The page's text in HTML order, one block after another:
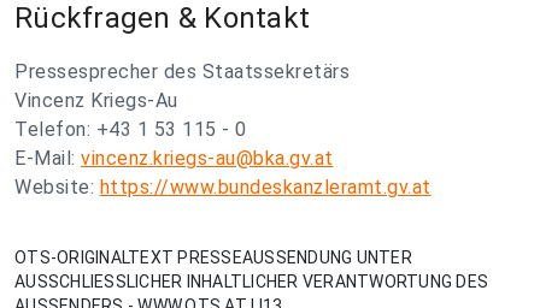
Rückfragen & Kontakt
Pressesprecher des Staatssekretärs
Vincenz Kriegs-Au
Telefon: +43 1 53 115 - 0
E-Mail: vincenz.kriegs-au@bka.gv.at
Website: https://www.bundeskanzleramt.gv.at
OTS-ORIGINALTEXT PRESSEAUSSENDUNG UNTER
AUSSCHLIESSLICHER INHALTLICHER VERANTWORTUNG DES